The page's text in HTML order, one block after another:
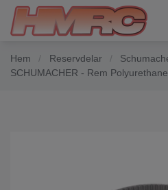
Hem / Reservdelar /
SCHUMACHER - Rem